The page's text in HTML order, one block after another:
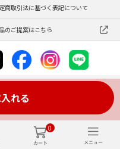
0
れる
商取引法に基づく表記について
のご提案はこちら